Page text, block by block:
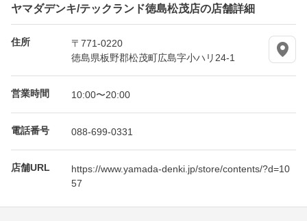
ヤマダデンキ/テックランド徳島松茂店の店舗詳細
住所
〒771-0220
徳島県板野郡松茂町広島字小ハリ24-1
営業時間 10:00〜20:00
電話番号 088-699-0331
店舗URL
https://www.yamada-denki.jp/store/contents/?d=10
57